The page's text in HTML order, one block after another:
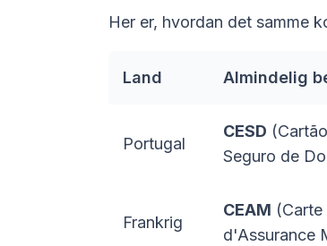
Her er, hvordan det samme
Land Almindelig
Portugal
CESD
Seguro de
Frankrig
CEAM (Carte
d'Assurance